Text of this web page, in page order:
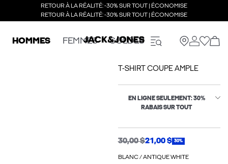
RETOUR À LA RÉALITÉ: -30% SUR TOUT | ÉCONOMISE
RETOUR À LA RÉALITÉ: -30% SUR TOUT | ÉCONOMISE
HOMMES FEMMES SOLDES
T-SHIRT COUPE AMPLE
EN LIGNE SEULEMENT: 30%
RABAIS SUR TOUT
30,00 $21,00 $ 30%
BLANC / ANTIQUE WHITE